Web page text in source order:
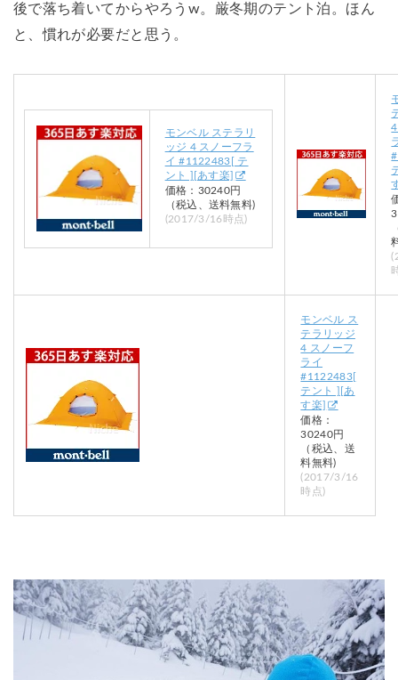
後で落ち着いてからやろうw。厳冬期のテント泊。ほん
と、慣れが必要だと思う。
モンベル ステラリ
ッジ 4 スノーフラ
イ #1122483[ テ
ント ][あす楽]
価格：30240円
（税込、送料無料)
(2017/3/16時点)
モンベル ス
テラリッジ
4 スノーフ
ライ
#1122483[
テント ][あ
す楽]
価格：
30240円
（税込、送
料無料)
(2017/3/16
時点)